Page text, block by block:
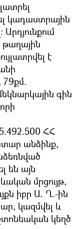
կադաստրային
է
79քմ.
գին
ՀՀ
անձինք,
են այն
մրցույթ,
իբր Ա. Ղ.-ին
կազմվել և
կեղծ